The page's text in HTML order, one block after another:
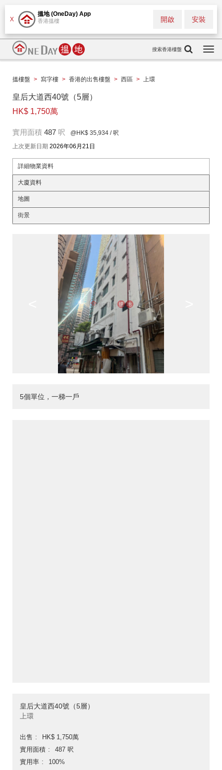
X
搵地 (OneDay) App
香港搵樓 安裝
開啟
搜索香港樓盤
搵樓盤 > 寫字樓 > 香港的出售樓盤 > 西區 > 上環
皇后大道西40號（5層）
HK$ 1,750萬
實用面積 487 呎 @HK$ 35,934 / 呎
上次更新日期 2026年06月21日
詳細物業資料
大廈資料
地圖
街景
5個單位，一梯一戶
皇后大道西40號（5層）
上環
出售
HK$ 1,750萬
實用面積
487 呎
實用率
100%